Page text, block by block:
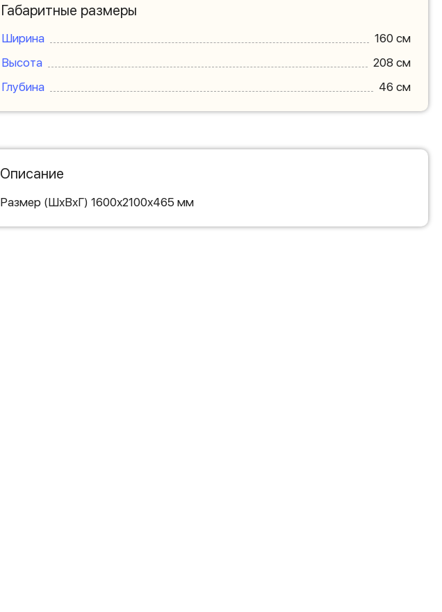
Габаритные размеры
Ширина
160 см
Высота
208 см
Глубина
46 см
Описание
Размер (ШхВхГ) 1600х2100х465 мм